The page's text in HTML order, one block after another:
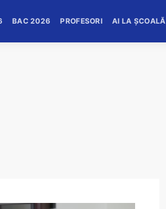
BAC 2026 PROFESORI AI LA ȘCOALĂ